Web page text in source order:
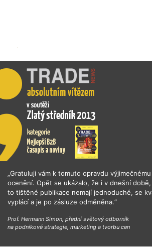
„Gratuluji vám k tomuto opravdu výjimečnému
ocenění. Opět se ukázalo, že i v dnešní
to tištěné publikace nemají jednoduché, se
vyplácí a je po zásluze odměněna.“
Prof. Hermann Simon, přední světový odborník
na podnikové strategie, marketing a tvorbu cen